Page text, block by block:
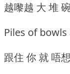
越嚟越 大 堆
Piles of bowls
跟住 你 就 唔